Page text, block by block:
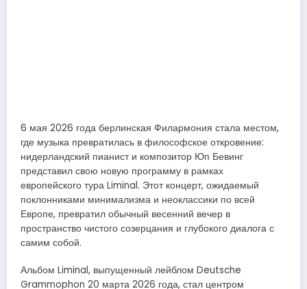
6 мая 2026 года берлинская Филармония стала местом,
где музыка превратилась в философское откровение:
нидерландский пианист и композитор Юп Бевинг
представил свою новую программу в рамках
европейского тура Liminal. Этот концерт, ожидаемый
поклонниками минимализма и неоклассики по всей
Европе, превратил обычный весенний вечер в
пространство чистого созерцания и глубокого диалога с
самим собой.
Альбом Liminal, выпущенный лейблом Deutsche
Grammophon 20 марта 2026 года, стал центром